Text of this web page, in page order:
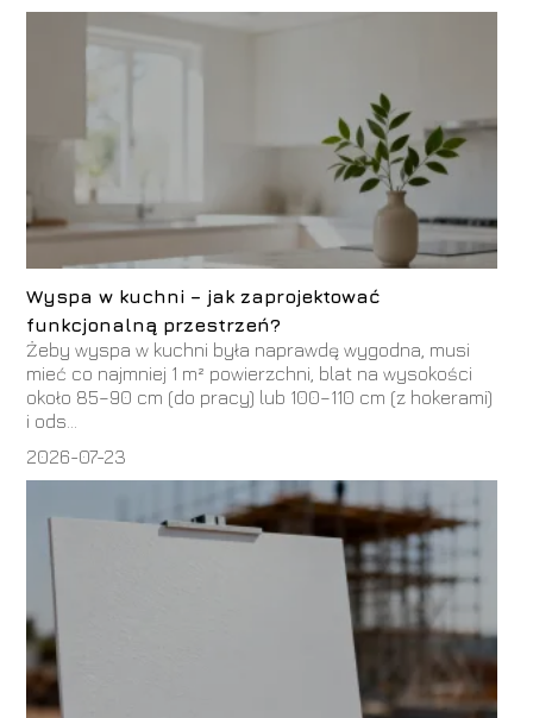
Wyspa w kuchni – jak zaprojektować
funkcjonalną przestrzeń?
Żeby wyspa w kuchni była naprawdę wygodna, musi
mieć co najmniej 1 m² powierzchni, blat na wysokości
około 85–90 cm (do pracy) lub 100–110 cm (z hokerami)
i ods...
2026-07-23